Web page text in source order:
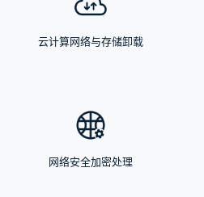
云计算网络与存储卸载
网络安全加密处理